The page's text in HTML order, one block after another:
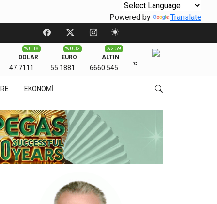
Powered by Translate
DOLAR
47.7111
% 0.18
EURO
55.1881
% 0.32
ALTIN
6660.545
% 2.59
℃
EKONOMİ